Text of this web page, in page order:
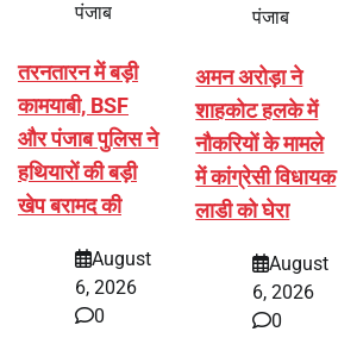
पंजाब
तरनतारन में बड़ी
कामयाबी, BSF
और पंजाब पुलिस ने
हथियारों की बड़ी
खेप बरामद की
August
6, 2026
0
पंजाब
अमन अरोड़ा ने
शाहकोट हलके में
नौकरियों के मामले
में कांग्रेसी विधायक
लाडी को घेरा
August
6, 2026
0